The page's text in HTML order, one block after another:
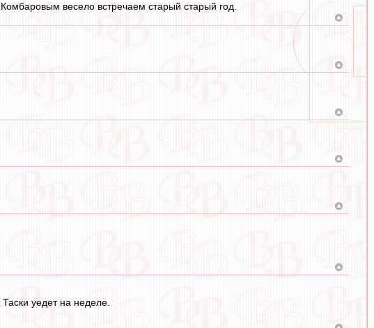
весело встречаем старый старый год.
уедет на неделе.